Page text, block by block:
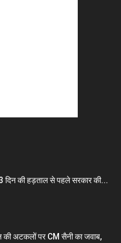
3 दिन की हड़ताल से पहले सरकार की...
अटकलों पर CM सैनी का जवाब,